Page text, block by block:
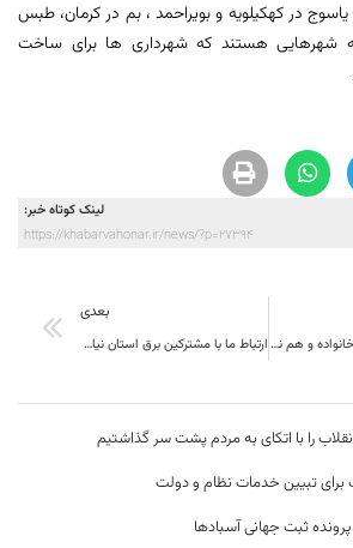
در کهکیلویه و بویراحمد ، بم در کرمان، طبس
شهرهایی هستند که شهرداری ها برای ساخت
لینک کوتاه خبر:
https://khabarvahonar.ir/news/?p=27394
زن نقش محوری در خانواده و هم نقش اجتماعی در سرنوشت جامعه دارد
بعدی
ارتباط ما با مشترکین برق استان نیازمند یک بستر ارتباطی قوی است.
را با اتکای به مردم پشت سر گذاشتیم
تبیین خدمات نظام و دولت
ثبت جهانی آسبادها